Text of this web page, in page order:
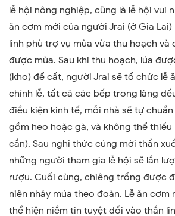
lễ hội nông nghiệp, cũng là lễ hội vui
ăn cơm mới của người Jrai (ở Gia
linh phù trợ vụ mùa vừa thu hoạch và
được mùa. Sau khi thu hoạch, lúa
(kho) để cất, người Jrai sẽ tổ chức lễ
chính lễ, tất cả các bếp trong làng
điều kiện kinh tế, mỗi nhà sẽ tự
gồm heo hoặc gà, và không thể
cần). Sau nghi thức cúng mời thần
những người tham gia lễ hội sẽ lần
rượu. Cuối cùng, chiêng trống được
niên nhảy múa theo đoàn. Lễ ăn cơm
thể hiện niềm tin tuyệt đối vào thần